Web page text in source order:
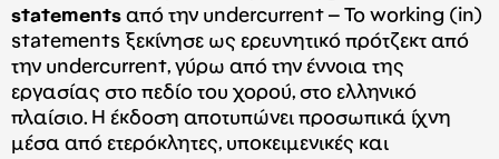
statements από την undercurrent – Το working (in)
statements ξεκίνησε ως ερευνητικό πρότζεκτ από
την undercurrent, γύρω από την έννοια της
εργασίας στο πεδίο του χορού, στο ελληνικό
πλαίσιο. Η έκδοση αποτυπώνει προσωπικά ίχνη
μέσα από ετερόκλητες, υποκειμενικές και